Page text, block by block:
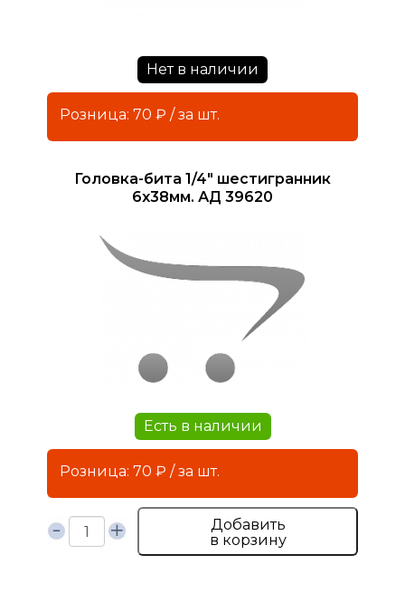
Нет в наличии
Розница: 70 ₽ / за шт.
Головка-бита 1/4" шестигранник
6х38мм. АД 39620
Есть в наличии
Розница: 70 ₽ / за шт.
Добавить
в корзину